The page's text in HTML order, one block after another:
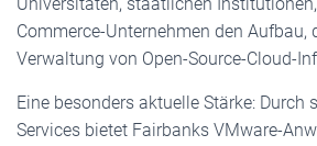
Commerce-Unternehmen den Aufbau,
Verwaltung von Open-Source-Cloud-
Eine besonders aktuelle Stärke: Durch
Services bietet Fairbanks VMware-